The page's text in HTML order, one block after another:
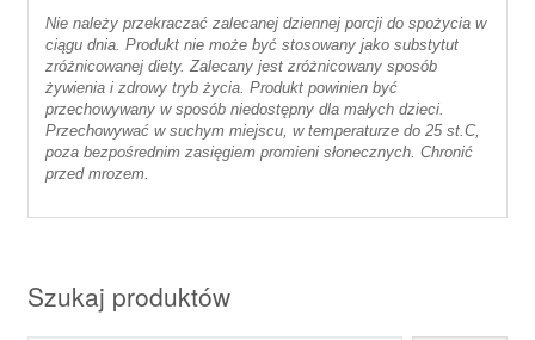
Nie należy przekraczać zalecanej dziennej porcji do spożycia w
ciągu dnia. Produkt nie może być stosowany jako substytut
zróżnicowanej diety. Zalecany jest zróżnicowany sposób
żywienia i zdrowy tryb życia. Produkt powinien być
przechowywany w sposób niedostępny dla małych dzieci.
Przechowywać w suchym miejscu, w temperaturze do 25 st.C,
poza bezpośrednim zasięgiem promieni słonecznych. Chronić
przed mrozem.
Szukaj produktów